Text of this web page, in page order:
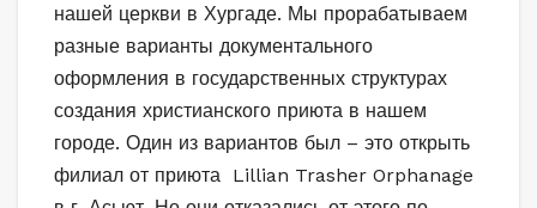
нашей церкви в Хургаде. Мы прорабатываем
разные варианты документального
оформления в государственных структурах
создания христианского приюта в нашем
городе. Один из вариантов был – это открыть
филиал от приюта Lillian Trasher Orphanage